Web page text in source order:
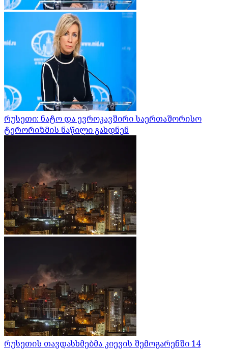
რუსეთი: ნატო და ევროკავშირი საერთაშორისო
ტერორიზმის ნაწილი გახდნენ
რუსეთის თავდასხმებმა კიევის შემოგარენში 14